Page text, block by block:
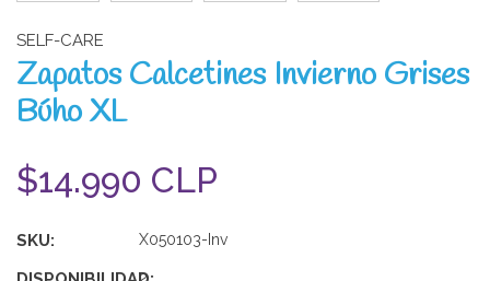
SELF-CARE
Zapatos Calcetines Invierno Grises
Búho XL
$14.990 CLP
SKU: X050103-Inv